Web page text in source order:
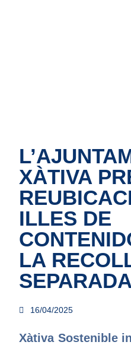
XÀTIVA
ILLES DE
LA
SEPARADA
16/04/2025
Xàtiva Sostenible